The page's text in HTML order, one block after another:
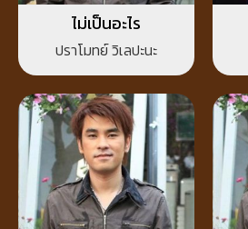
ไม่เป็นอะไร
ปราโมทย์ วิเลปะนะ